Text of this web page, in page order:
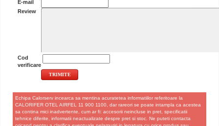
E-mail
Review
Cod
verificare
Echipa Calorserv incearca sa mentina acuratetea informatiilor referitoare la
CALORIFER OTEL AIRFEL 11 900 1100, dar rareori se poate intampla ca acestea
sa contina mici inadvertente, cum ar fi: accesorii neincluse in pret, specificatii
tehnice diferite, informatii neactualizate despre pret si stoc. Ne puteti contacta